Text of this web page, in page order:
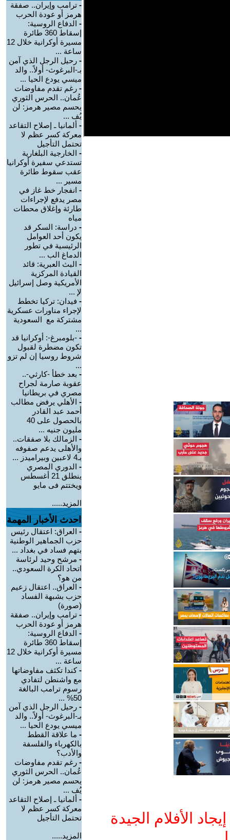
الأفلام الجيدة
- ترامب وإيران.. صفقة
هرمز أو عودة الحرب
- الدفاع الروسية:
إسقاط 360 طائرة
مسيرة أوكرانية خلال 12
ساعة ...
- رحيل الرجل الذي آمن
بـ-البرغوث- أولاً.. والد
ميسي يودع الحيا ...
- رغم تقدم مفاوضات
عُمان.. الحرس الثوري
يحسم مصير هرمز: لن
يُف ...
- ألمانيا ـ إصلاح التقاعد
معركة كسر عظم لا
تحتمل التأجيل
- الخارجية البلغارية
تستدعي سفيرة أوكرانيا
عقب سقوط طائرة
مسير ...
- انفجار خط غاز في
مصر يدفع لإجراءات
طارئة وإغلاق محطات
مياه
- دراسة: السكر قد
يكون أحد العوامل
الرئيسية في تطور
الدماغ الب ...
- البث العبرية: قائد
القيادة المركزية
الأمريكية وصل إسرائيل
لإ ...
- فيدان: تركيا تخطط
لإجراء مناورات عسكرية
مشتركة مع السعودية
...
- -بلومبرغ-: أوكرانيا قد
تكون مضطرة لقبول
شروط روسيا إن لم تزو
...
- بعد خطأ -كارثي-..
عقوبة صارمة لجراح
مصري في بريطانيا
- الأهلي يرفض مطالب
أحمد عبد القادر
بالحصول على 40
مليون جنيه ...
- الزمالك بلا صفقات..
والأهلى يدعم صفوفه
بـ4 لاعبين وبيراميدز ...
- الدوري المصري
ينطلق 21 أغسطس
ويختتم فى مايو
المزيد.....
احدث الأخبار المهمة
- العراق: اعتقال رئيس
حزب الجماهير الوطنية
بتهم فساد في بغداد ...
- مرشح وحيد لرئاسة
اتحاد الكرة السعودي..
من هو؟
- العراق.. اعتقال زعيم
حزب بشبهة الفساد
(صورة)
- ترامب وإيران.. صفقة
هرمز أو عودة الحرب
- الدفاع الروسية:
إسقاط 360 طائرة
مسيرة أوكرانية خلال 12
ساعة ...
-كندا تكثف مفاوضاتها
مع واشنطن لتفادي
رسوم ترامب البالغة
50% ...
- رحيل الرجل الذي آمن
بـ-البرغوث- أولاً.. والد
ميسي يودع الحيا ...
- ما علاقة القطط
بالكهرباء والفلسفة
والأدب؟
- رغم تقدم مفاوضات
عُمان.. الحرس الثوري
يحسم مصير هرمز: لن
يُف ...
- ألمانيا ـ إصلاح التقاعد
معركة كسر عظم لا
تحتمل التأجيل
المزيد.....